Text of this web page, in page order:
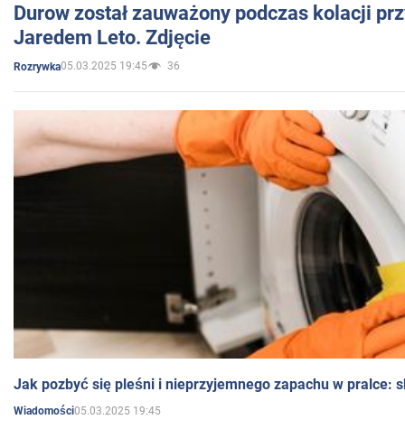
Durow został zauważony podczas kolacji
Jaredem Leto. Zdjęcie
Rozrywka05.03.2025 19:45 36
Jak pozbyć się pleśni i nieprzyjemnego zapachu w pralce:
Wiadomości05.03.2025 19:45